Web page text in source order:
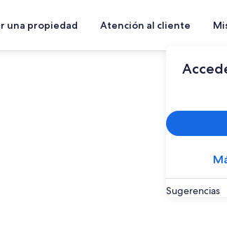
una propiedad Atención al cliente
Sugerencias